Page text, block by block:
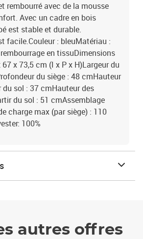
rembourré avec de la mousse
Avec un cadre en bois
est stable et durable.
facile.Couleur : bleuMatériau :
en tissuDimensions
x 73,5 cm (I x P x H)Largeur du
du siège : 48 cmHauteur
du sol : 37 cmHauteur des
du sol : 51 cmAssemblage
charge max (par siège) : 110
100%
autres offres